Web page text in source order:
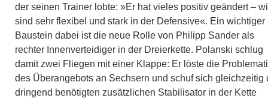
der seinen Trainer lobte: »Er hat vieles positiv geändert –
sind sehr flexibel und stark in der Defensive«. Ein wichtiger
Baustein dabei ist die neue Rolle von Philipp Sander als
rechter Innenverteidiger in der Dreierkette. Polanski schlug
damit zwei Fliegen mit einer Klappe: Er löste die
des Überangebots an Sechsern und schuf sich gleichzeitig
dringend benötigten zusätzlichen Stabilisator in der Kette